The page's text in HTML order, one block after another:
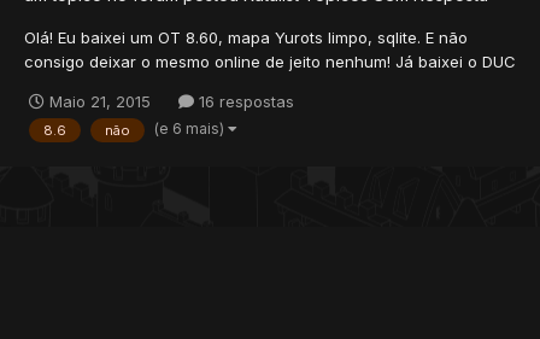
Olá! Eu baixei um OT 8.60, mapa Yurots limpo, sqlite. E não
consigo deixar o mesmo online de jeito nenhum! Já baixei o DUC
7171 e 7172, mas ainda assim não fica online! Não consigo
entrar nem mesmo como 127.0.0.1... Somente...
Maio 21, 2015 16 respostas
8.6 não (e 6 mais)